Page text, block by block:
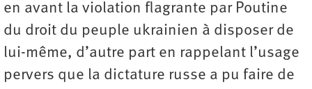
en avant la violation flagrante par Poutine
du droit du peuple ukrainien à disposer de
lui-même, d’autre part en rappelant l’usage
pervers que la dictature russe a pu faire de